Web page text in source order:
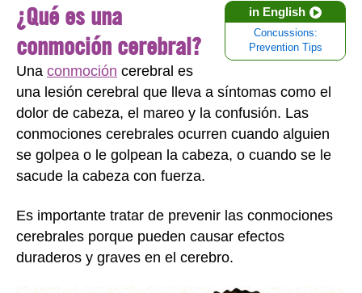
in English
Concussions:
Prevention Tips
¿Qué es una
conmoción cerebral?
Una conmoción cerebral es
una lesión cerebral que lleva a síntomas como el
dolor de cabeza, el mareo y la confusión. Las
conmociones cerebrales ocurren cuando alguien
se golpea o le golpean la cabeza, o cuando se le
sacude la cabeza con fuerza.
Es importante tratar de prevenir las conmociones
cerebrales porque pueden causar efectos
duraderos y graves en el cerebro.